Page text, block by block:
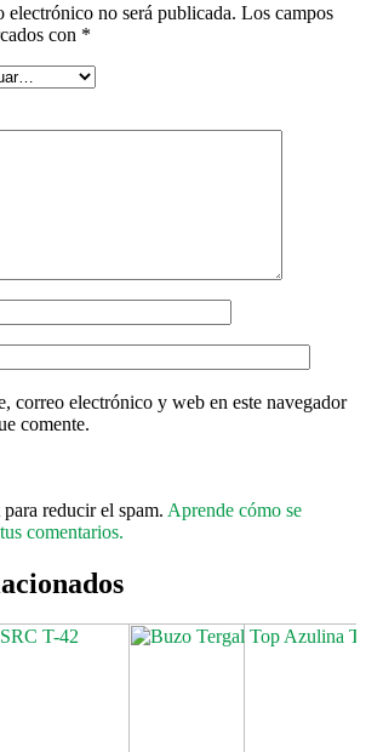
electrónico no será publicada. Los campos
con *
correo electrónico y web en este navegador
comente.
reducir el spam. Aprende cómo se
comentarios.